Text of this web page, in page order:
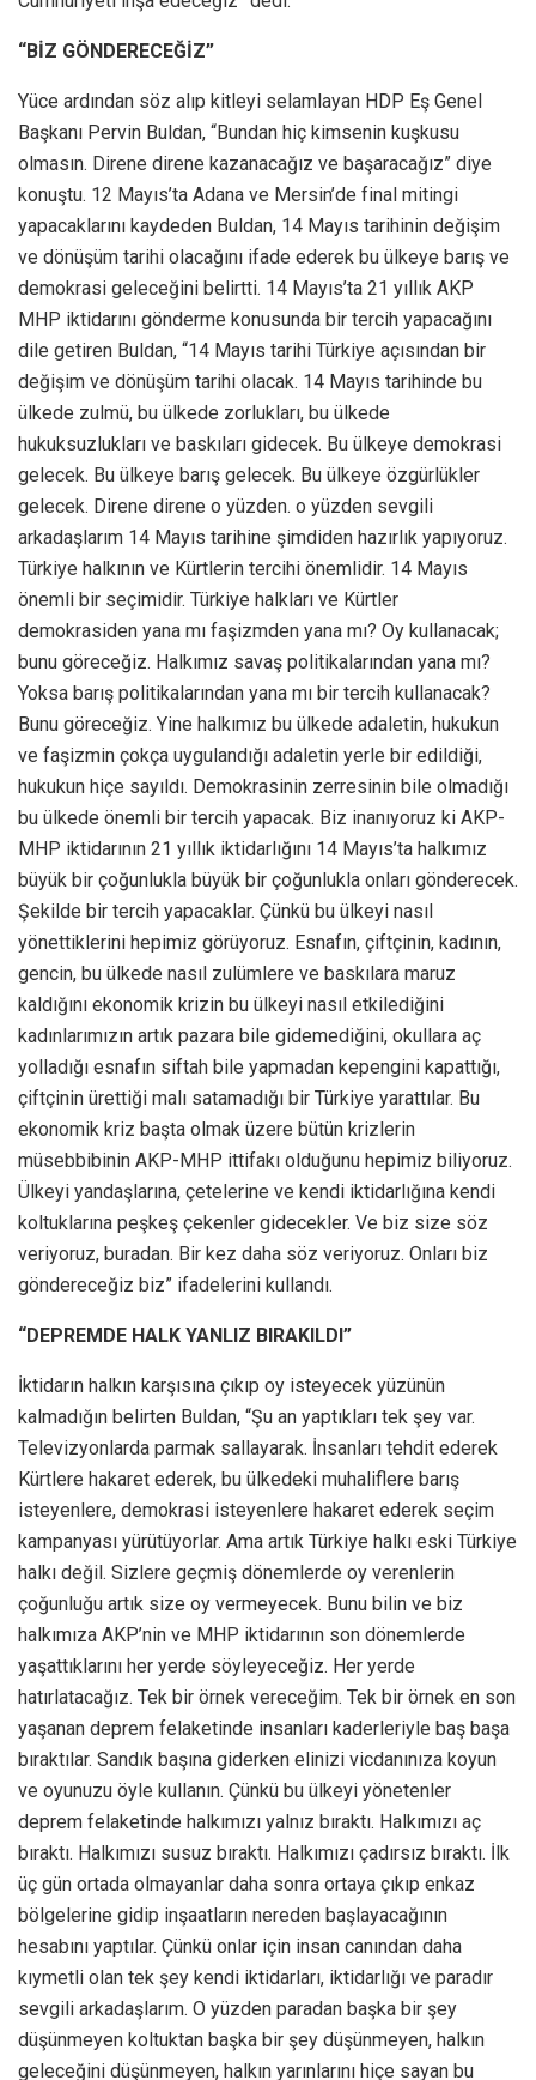
“BİZ GÖNDERECEĞİZ”
Yüce ardından söz alıp kitleyi selamlayan HDP Eş Genel
Başkanı Pervin Buldan, “Bundan hiç kimsenin kuşkusu
olmasın. Direne direne kazanacağız ve başaracağız” diye
konuştu. 12 Mayıs’ta Adana ve Mersin’de final mitingi
yapacaklarını kaydeden Buldan, 14 Mayıs tarihinin değişim
ve dönüşüm tarihi olacağını ifade ederek bu ülkeye barış ve
demokrasi geleceğini belirtti. 14 Mayıs’ta 21 yıllık AKP
MHP iktidarını gönderme konusunda bir tercih yapacağını
dile getiren Buldan, “14 Mayıs tarihi Türkiye açısından bir
değişim ve dönüşüm tarihi olacak. 14 Mayıs tarihinde bu
ülkede zulmü, bu ülkede zorlukları, bu ülkede
hukuksuzlukları ve baskıları gidecek. Bu ülkeye demokrasi
gelecek. Bu ülkeye barış gelecek. Bu ülkeye özgürlükler
gelecek. Direne direne o yüzden. o yüzden sevgili
arkadaşlarım 14 Mayıs tarihine şimdiden hazırlık yapıyoruz.
Türkiye halkının ve Kürtlerin tercihi önemlidir. 14 Mayıs
önemli bir seçimidir. Türkiye halkları ve Kürtler
demokrasiden yana mı faşizmden yana mı? Oy kullanacak;
bunu göreceğiz. Halkımız savaş politikalarından yana mı?
Yoksa barış politikalarından yana mı bir tercih kullanacak?
Bunu göreceğiz. Yine halkımız bu ülkede adaletin, hukukun
ve faşizmin çokça uygulandığı adaletin yerle bir edildiği,
hukukun hiçe sayıldı. Demokrasinin zerresinin bile olmadığı
bu ülkede önemli bir tercih yapacak. Biz inanıyoruz ki AKP-
MHP iktidarının 21 yıllık iktidarlığını 14 Mayıs’ta halkımız
büyük bir çoğunlukla büyük bir çoğunlukla onları gönderecek.
Şekilde bir tercih yapacaklar. Çünkü bu ülkeyi nasıl
yönettiklerini hepimiz görüyoruz. Esnafın, çiftçinin, kadının,
gencin, bu ülkede nasıl zulümlere ve baskılara maruz
kaldığını ekonomik krizin bu ülkeyi nasıl etkilediğini
kadınlarımızın artık pazara bile gidemediğini, okullara aç
yolladığı esnafın siftah bile yapmadan kepengini kapattığı,
çiftçinin ürettiği malı satamadığı bir Türkiye yarattılar. Bu
ekonomik kriz başta olmak üzere bütün krizlerin
müsebbibinin AKP-MHP ittifakı olduğunu hepimiz biliyoruz.
Ülkeyi yandaşlarına, çetelerine ve kendi iktidarlığına kendi
koltuklarına peşkeş çekenler gidecekler. Ve biz size söz
veriyoruz, buradan. Bir kez daha söz veriyoruz. Onları biz
göndereceğiz biz” ifadelerini kullandı.
“DEPREMDE HALK YANLIZ BIRAKILDI”
İktidarın halkın karşısına çıkıp oy isteyecek yüzünün
kalmadığın belirten Buldan, “Şu an yaptıkları tek şey var.
Televizyonlarda parmak sallayarak. İnsanları tehdit ederek
Kürtlere hakaret ederek, bu ülkedeki muhaliflere barış
isteyenlere, demokrasi isteyenlere hakaret ederek seçim
kampanyası yürütüyorlar. Ama artık Türkiye halkı eski Türkiye
halkı değil. Sizlere geçmiş dönemlerde oy verenlerin
çoğunluğu artık size oy vermeyecek. Bunu bilin ve biz
halkımıza AKP’nin ve MHP iktidarının son dönemlerde
yaşattıklarını her yerde söyleyeceğiz. Her yerde
hatırlatacağız. Tek bir örnek vereceğim. Tek bir örnek en son
yaşanan deprem felaketinde insanları kaderleriyle baş başa
bıraktılar. Sandık başına giderken elinizi vicdanınıza koyun
ve oyunuzu öyle kullanın. Çünkü bu ülkeyi yönetenler
deprem felaketinde halkımızı yalnız bıraktı. Halkımızı aç
bıraktı. Halkımızı susuz bıraktı. Halkımızı çadırsız bıraktı. İlk
üç gün ortada olmayanlar daha sonra ortaya çıkıp enkaz
bölgelerine gidip inşaatların nereden başlayacağının
hesabını yaptılar. Çünkü onlar için insan canından daha
kıymetli olan tek şey kendi iktidarları, iktidarlığı ve paradır
sevgili arkadaşlarım. O yüzden paradan başka bir şey
düşünmeyen koltuktan başka bir şey düşünmeyen, halkın
geleceğini düşünmeyen, halkın yarınlarını hiçe sayan bu